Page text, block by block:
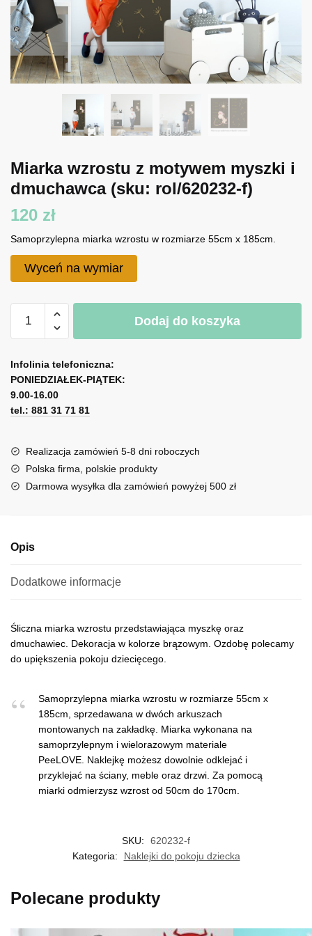
Miarka wzrostu z motywem myszki i
dmuchawca (sku: rol/620232-f)
120 zł
Samoprzylepna miarka wzrostu w rozmiarze 55cm x 185cm.
Wyceń na wymiar
Miarka
z
motywem
myszki
i
Dodaj do koszyka
Infolinia telefoniczna:
PONIEDZIAŁEK-PIĄTEK:
9.00-16.00
tel.: 881 31 71 81
Realizacja zamówień 5-8 dni roboczych
Polska firma, polskie produkty
Darmowa wysyłka dla zamówień powyżej 500 zł
Opis
Dodatkowe informacje
Śliczna miarka wzrostu przedstawiająca myszkę oraz
dmuchawiec. Dekoracja w kolorze brązowym. Ozdobę polecamy
do upiększenia pokoju dziecięcego.
Samoprzylepna miarka wzrostu w rozmiarze 55cm x
185cm, sprzedawana w dwóch arkuszach
montowanych na zakładkę. Miarka wykonana na
samoprzylepnym i wielorazowym materiale
PeeLOVE. Naklejkę możesz dowolnie odklejać i
przyklejać na ściany, meble oraz drzwi. Za pomocą
miarki odmierzysz wzrost od 50cm do 170cm.
SKU:
620232-f
Kategoria:
Naklejki do pokoju dziecka
Polecane produkty